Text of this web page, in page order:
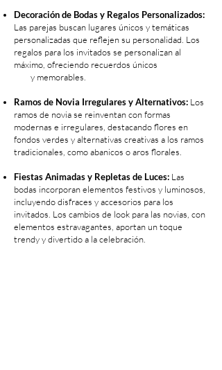
Decoración de Bodas y Regalos Personalizados:
Las parejas buscan lugares únicos y temáticas
personalizadas que reflejen su personalidad. Los
regalos para los invitados se personalizan al
máximo, ofreciendo recuerdos únicos
y memorables.
Ramos de Novia Irregulares y Alternativos: Los
ramos de novia se reinventan con formas
modernas e irregulares, destacando flores en
fondos verdes y alternativas creativas a los ramos
tradicionales, como abanicos o aros florales.
Fiestas Animadas y Repletas de Luces: Las
bodas incorporan elementos festivos y luminosos,
incluyendo disfraces y accesorios para los
invitados. Los cambios de look para las novias, con
elementos estravagantes, aportan un toque
trendy y divertido a la celebración.